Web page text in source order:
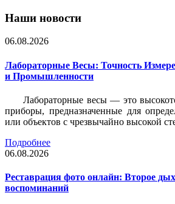
Наши новости
06.08.2026
Лабораторные Весы: Точность
и Промышленности
Лабораторные весы — это
приборы, предназначенные для
или объектов с чрезвычайно высокой
Подробнее
06.08.2026
Реставрация фото онлайн: Второе
воспоминаний